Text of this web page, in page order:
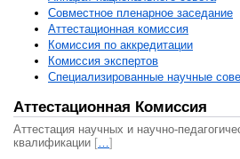
Совместное пленарное заседание
Аттестационная комисcия
Комиссия по аккредитации
Комиссия экспертов
Специализированные научные
Аттестационная Комиссия
Аттестация научных и научно-
квалификации […]